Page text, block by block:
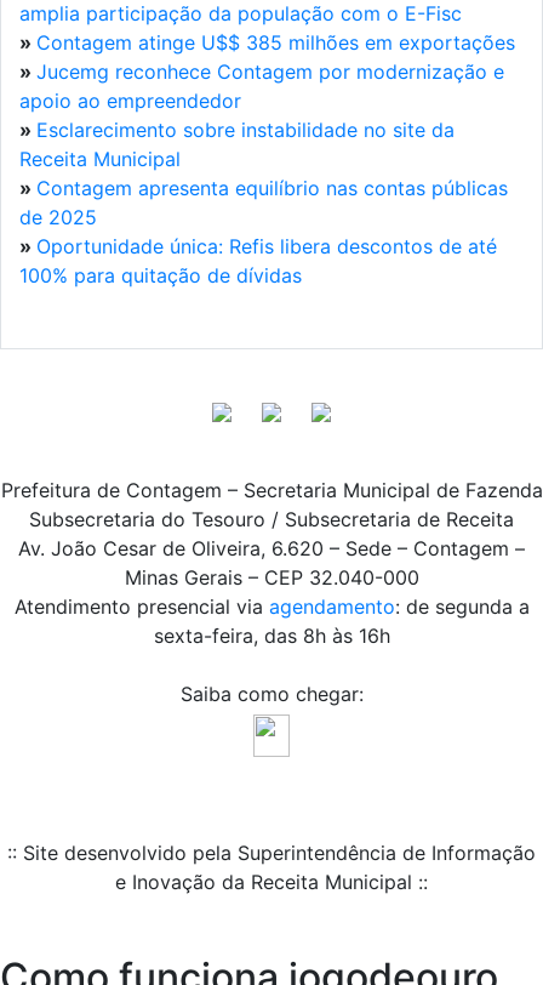
amplia participação da população com o E-Fisc
» Contagem atinge U$$ 385 milhões em exportações
» Jucemg reconhece Contagem por modernização e
apoio ao empreendedor
» Esclarecimento sobre instabilidade no site da
Receita Municipal
» Contagem apresenta equilíbrio nas contas públicas
de 2025
» Oportunidade única: Refis libera descontos de até
100% para quitação de dívidas
Prefeitura de Contagem – Secretaria Municipal de Fazenda
Subsecretaria do Tesouro / Subsecretaria de Receita
Av. João Cesar de Oliveira, 6.620 – Sede – Contagem –
Minas Gerais – CEP 32.040-000
Atendimento presencial via agendamento: de segunda a
sexta-feira, das 8h às 16h
Saiba como chegar:
:: Site desenvolvido pela Superintendência de Informação
e Inovação da Receita Municipal ::